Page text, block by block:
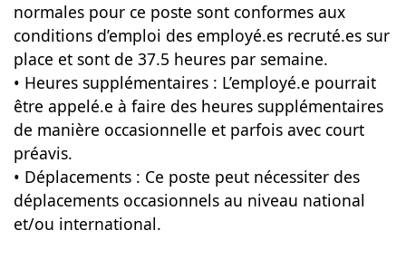
normales pour ce poste sont conformes aux
conditions d’emploi des employé.es recruté.es sur
place et sont de 37.5 heures par semaine.
• Heures supplémentaires : L’employé.e pourrait
être appelé.e à faire des heures supplémentaires
de manière occasionnelle et parfois avec court
préavis.
• Déplacements : Ce poste peut nécessiter des
déplacements occasionnels au niveau national
et/ou international.